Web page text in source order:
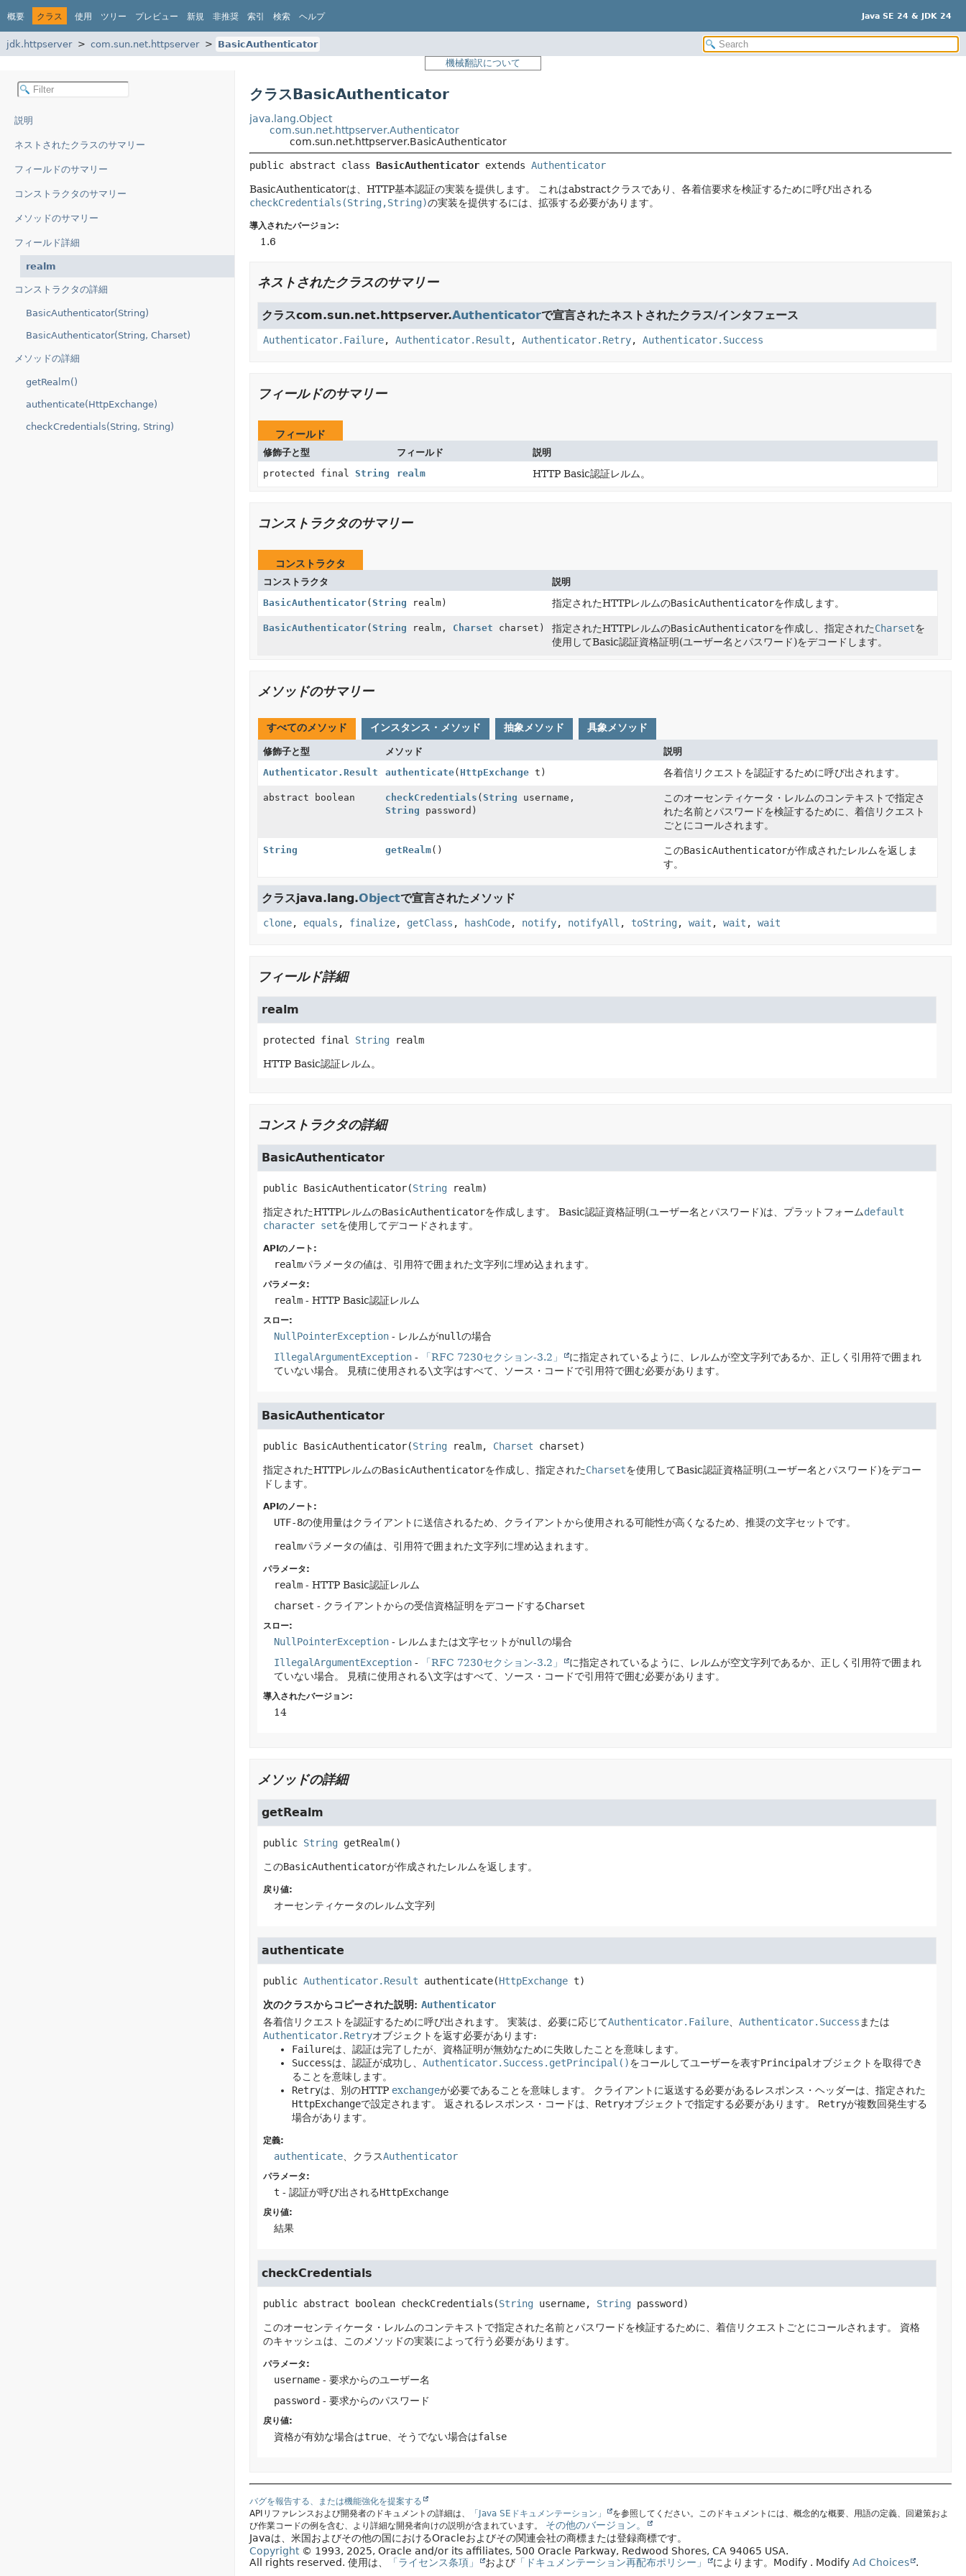
概要 クラス 使用 ツリー プレビュー 新規 非推奨 索引 検索 ヘルプ Java SE 24 & JDK 24
jdk.httpserver com.sun.net.httpserver
BasicAuthenticator
機械翻訳について
説明
ネストされたクラスのサマリー
フィールドのサマリー
コンストラクタのサマリー
メソッドのサマリー
フィールド詳細
realm
コンストラクタの詳細
BasicAuthenticator(String)
BasicAuthenticator(String, Charset)
メソッドの詳細
getRealm()
authenticate(HttpExchange)
checkCredentials(String, String)
クラスBasicAuthenticator
java.lang.Object
com.sun.net.httpserver.Authenticator
com.sun.net.httpserver.BasicAuthenticator
public abstract class BasicAuthenticator extends Authenticator
BasicAuthenticatorは、HTTP基本認証の実装を提供します。
これはabstractクラスであり、各着信要求を検証するために呼び出される
checkCredentials(String,String)の実装を提供するには、拡張する必要があります。
導入されたバージョン:
1.6
ネストされたクラスのサマリー
クラスcom.sun.net.httpserver.Authenticatorで宣言されたネストされたクラス/インタフェース
Authenticator.Failure, Authenticator.Result , Authenticator.Retry, Authenticator.Success
フィールドのサマリー
フィールド
修飾子と型 フィールド
説明
protected final String realm HTTP Basic認証レルム。
コンストラクタのサマリー
コンストラクタ
コンストラクタ
説明
BasicAuthenticator( String realm) 指定されたHTTPレルムのBasicAuthenticatorを作成します。
BasicAuthenticator( String realm, Charset charset) 指定されたHTTPレルムのBasicAuthenticatorを作成し、指定されたCharsetを
使用してBasic認証資格証明(ユーザー名とパスワード)をデコードします。
メソッドのサマリー
すべてのメソッド インスタンス・メソッド 抽象メソッド 具象メソッド
修飾子と型 メソッド
説明
Authenticator.Result
authenticate( HttpExchanget) 各着信リクエストを認証するために呼び出されます。
abstract boolean checkCredentials ( String username,
String password)
このオーセンティケータ・レルムのコンテキストで指定さ
れた名前とパスワードを検証するために、着信リクエスト
ごとにコールされます。
String getRealm() このBasicAuthenticatorが作成されたレルムを返しま
す。
クラスjava.lang.Objectで宣言されたメソッド
clone, equals , finalize, getClass , hashCode, notify, notifyAll , toString, wait , wait , wait
フィールド詳細
realm
protected final String realm
HTTP Basic認証レルム。
コンストラクタの詳細
BasicAuthenticator
public BasicAuthenticator(String realm)
指定されたHTTPレルムのBasicAuthenticatorを作成します。 Basic認証資格証明(ユーザー名とパスワード)は、プラットフォームdefault
character setを使用してデコードされます。
APIのノート:
realmパラメータの値は、引用符で囲まれた文字列に埋め込まれます。
パラメータ:
realm- HTTP Basic認証レルム
スロー:
NullPointerException- レルムがnullの場合
IllegalArgumentException- 「RFC 7230セクション-3.2」
に指定されているように、レルムが空文字列であるか、正しく引用符で囲まれ
ていない場合。
見積に使用される\文字はすべて、ソース・コードで引用符で囲む必要があります。
BasicAuthenticator
public BasicAuthenticator(String realm, Charset charset)
指定されたHTTPレルムのBasicAuthenticatorを作成し、指定されたCharsetを使用してBasic認証資格証明(ユーザー名とパスワード)をデコー
ドします。
APIのノート:
UTF-8の使用量はクライアントに送信されるため、クライアントから使用される可能性が高くなるため、推奨の文字セットです。
realmパラメータの値は、引用符で囲まれた文字列に埋め込まれます。
パラメータ:
realm- HTTP Basic認証レルム
charset - クライアントからの受信資格証明をデコードするCharset
スロー:
NullPointerException- レルムまたは文字セットがnullの場合
IllegalArgumentException- 「RFC 7230セクション-3.2」
に指定されているように、レルムが空文字列であるか、正しく引用符で囲まれ
ていない場合。
見積に使用される\文字はすべて、ソース・コードで引用符で囲む必要があります。
導入されたバージョン:
14
メソッドの詳細
getRealm
public String getRealm()
このBasicAuthenticatorが作成されたレルムを返します。
戻り値:
オーセンティケータのレルム文字列
authenticate
public Authenticator.Result authenticate(HttpExchange t)
次のクラスからコピーされた説明: Authenticator
各着信リクエストを認証するために呼び出されます。
実装は、必要に応じてAuthenticator.Failure、 Authenticator.Success または
Authenticator.Retryオブジェクトを返す必要があります:
Failureは、認証は完了したが、資格証明が無効なために失敗したことを意味します。
Successは、認証が成功し、 Authenticator.Success.getPrincipal()をコールしてユーザーを表すPrincipal オブジェクトを取得でき
ることを意味します。
Retryは、別のHTTP exchangeが必要であることを意味します。
クライアントに返送する必要があるレスポンス・ヘッダーは、指定された
HttpExchangeで設定されます。 返されるレスポンス・コードは、 Retryオブジェクトで指定する必要があります。 Retryが複数回発生する
場合があります。
定義:
authenticate、クラスAuthenticator
パラメータ:
t - 認証が呼び出されるHttpExchange
戻り値:
結果
checkCredentials
public abstract boolean checkCredentials (String username, String password)
このオーセンティケータ・レルムのコンテキストで指定された名前とパスワードを検証するために、着信リクエストごとにコールされます。
資格
のキャッシュは、このメソッドの実装によって行う必要があります。
パラメータ:
username- 要求からのユーザー名
password - 要求からのパスワード
戻り値:
資格が有効な場合はtrue、そうでない場合はfalse
バグを報告する、または機能強化を提案する
APIリファレンスおよび開発者のドキュメントの詳細は、
「Java SEドキュメンテーション」
を参照してください。このドキュメントには、概念的な概要、用語の定義、回避策およ
び作業コードの例を含む、より詳細な開発者向けの説明が含まれています。
その他のバージョン。
Javaは、米国およびその他の国におけるOracleおよびその関連会社の商標または登録商標です。
Copyright© 1993, 2025, Oracle and/or its affiliates, 500 Oracle Parkway, Redwood Shores, CA 94065 USA.
All rights reserved. 使用は、 「ライセンス条項」 および「ドキュメンテーション再配布ポリシー」 によります。 Modify . Modify Ad Choices .